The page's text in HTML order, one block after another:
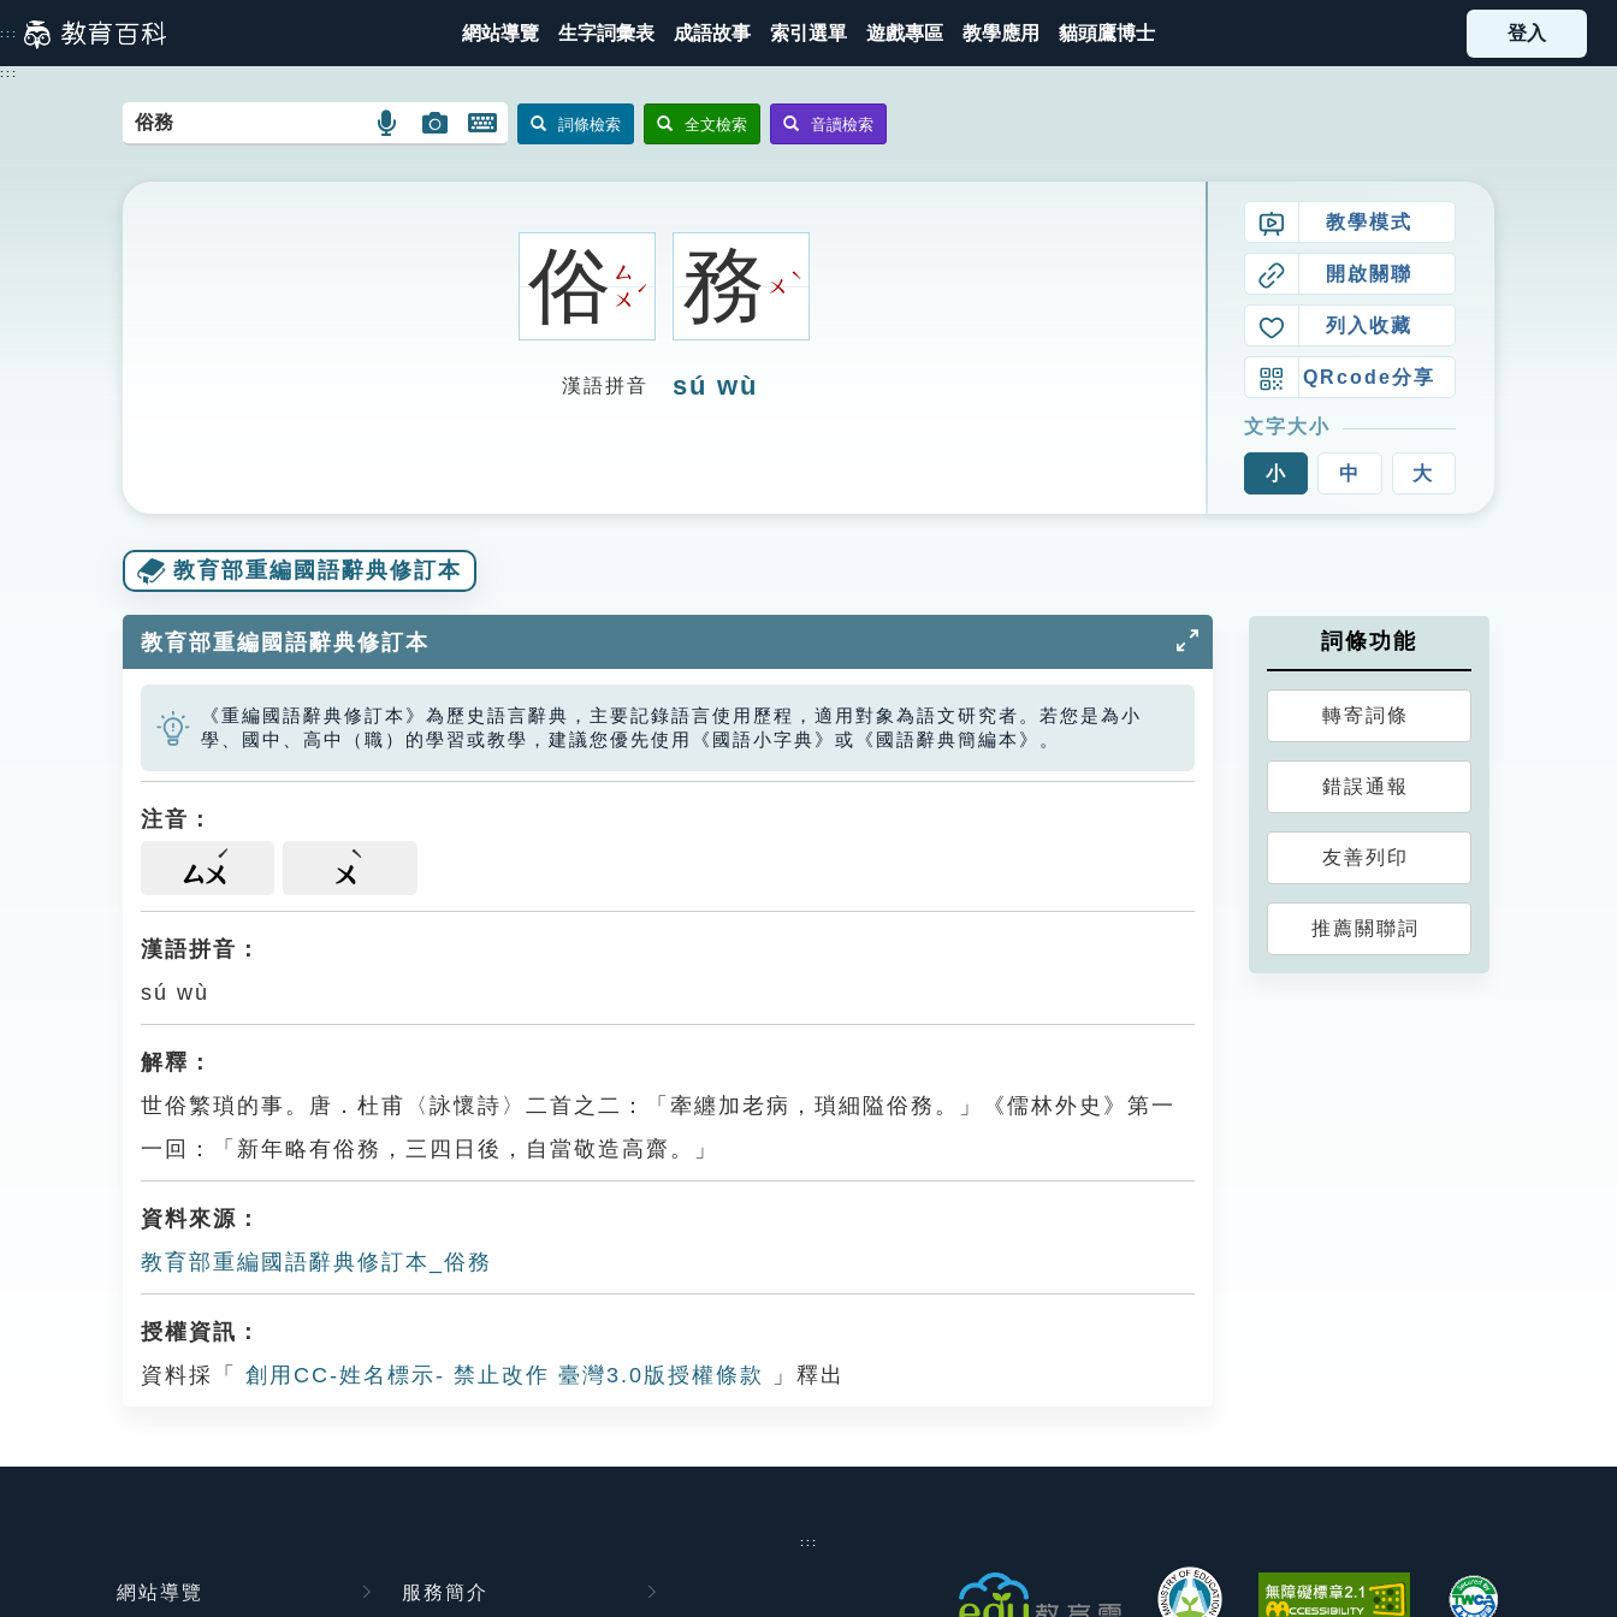
到
主
::: 網站導覽 生字詞彙表 成語故事 索引選單 遊戲專區 教學應用 貓頭鷹博士 登入
:::
語
搜
圖
搜
開
鍵
詞條檢索 全文檢索 音讀檢索
俗ㄙ
ㄨ
ˊ 務ㄨ
ˋ
漢語拼音 sú wù
教學模式
開啟關聯
列入收藏
QRcode分享
文字大小
小 中 大
教育部重編國語辭典修訂本
教育部重編國語辭典修訂本
《重編國語辭典修訂本》為歷史語言辭典，主要記錄語言使用歷程，適用對象為語文研究者。若您是為小
學、國中、高中（職）的學習或教學，建議您優先使用《國語小字典》或《國語辭典簡編本》。
注音：
ㄙㄨ ㄨ
漢語拼音：
sú wù
解釋：
世俗繁瑣的事。唐．杜甫〈詠懷詩〉二首之二：「牽纏加老病，瑣細隘俗務。」《儒林外史》第一
一回：「新年略有俗務，三四日後，自當敬造高齋。」
資料來源：
教育部重編國語辭典修訂本_俗務
授權資訊：
資料採「
創用CC-姓名標示- 禁止改作 臺灣3.0版授權條款 」釋出
詞條功能
轉寄詞條
錯誤通報
友善列印
推薦關聯詞
:::
網站導覽 服務簡介